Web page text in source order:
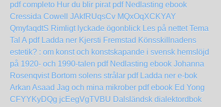
pdf completo Hur du blir pirat pdf Nedlasting ebook
Cressida Cowell
JAkfRUqsCv MQxOqXCKYAY
QmyfaqdtS Rimligt lyckade ögonblick Les på nettet Tema
Tal A pdf Ladda ner Kjersti Fremstad Könsskillnadens
estetik? : om konst och konstskapande i svensk hemslöjd
på 1920- och 1990-talen pdf Nedlasting ebook Johanna
Rosenqvist Bortom solens strålar pdf Ladda ner e-bok
Arkan Asaad Jag och mina mikrober pdf ebook Ed Yong
CFYYKyDQg jcEegVgTVBU Dalsländsk dialektordbok